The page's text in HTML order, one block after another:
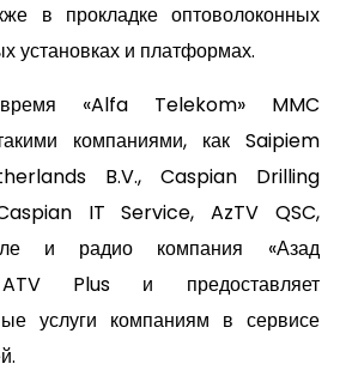
в прокладке оптоволоконных
установках и платформах.
«Alfa Telekom» MMC
компаниями, как Saipiem
B.V., Caspian Drilling
IT Service, AzTV QSC,
и радио компания «Азад
ATV Plus и предоставляет
услуги компаниям в сервисе